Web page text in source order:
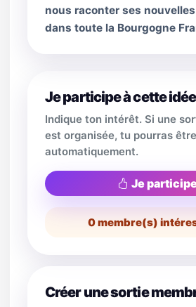
nous raconter ses
dans toute la Bourgogne
Je participe à cette idée
Indique ton intérêt. Si une
est organisée, tu pourras
automatiquement.
Je
0membre(s)
Créer une sortie